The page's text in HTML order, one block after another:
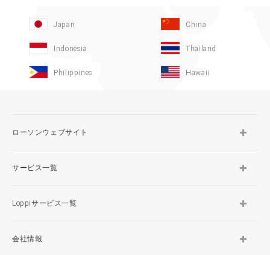
Japan China
Indonesia Thailand
Philippines Hawaii
ローソンウェブサイト
サービス一覧
Loppiサービス一覧
会社情報